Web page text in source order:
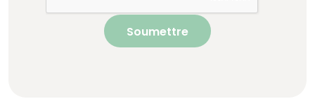
Soumettre